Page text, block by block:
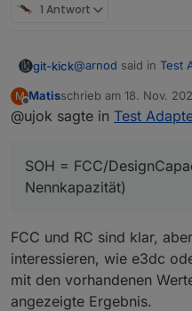
1 Antwort
git-kick@arnod said in Test
Bin mir jetzt nicht
e3dc-
Kapazität [Ah]" ?
Aktuell steht dort
aber gerne einfügen.
FCC = full charge
abgeben kann,
ausgehen vom
kann.
SOH = FCC/
Nennkapazität)
Ist das in etwa richtig?
M
Offline
Matisschrieb am 18. Nov.
zuletzt editiert von Matis
@ujok sagte in Test
SOH = FCC/
Nennkapazität)
FCC und RC sind klar,
interessieren, wie e3dc
mit den vorhandenen
angezeigte Ergebnis.